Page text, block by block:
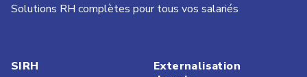
Solutions RH complètes pour tous vos salariés
SIRH
Externalisation